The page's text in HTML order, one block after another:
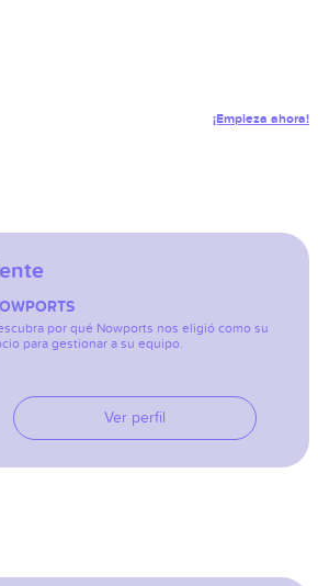
¡Empieza ahora!
por qué Nowports nos eligió como su
para gestionar a su equipo.
Ver perfil